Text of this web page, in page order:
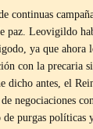
continuas
paz. Leovigildo
ya que ahora
con la precaria
dicho antes, el
negociaciones
purgas políticas